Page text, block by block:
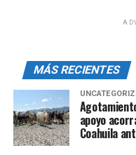
MÁS RECIENTES
apoyo
Coahuila